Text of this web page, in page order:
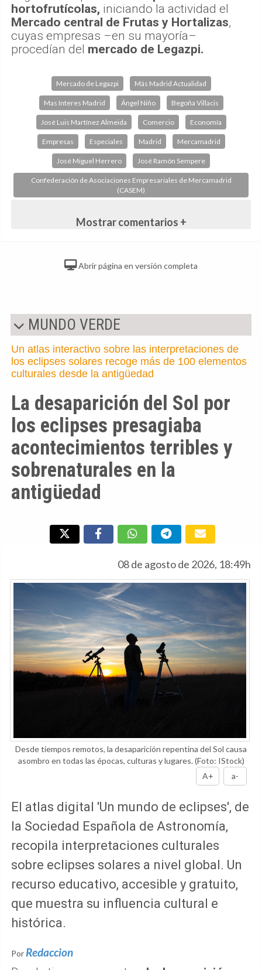
hortofrutícolas, iniciando la actividad el
Mercado central de Frutas y Hortalizas,
cuyas empresas –en su mayoría–
procedían del mercado de Legazpi.
Mercado de Legazpi Más Madrid Actualidad
Mas Interes Madrid Ángel Niño Begoña Villacis
José Luis Martínez Almeida Comercio Economía
Empresas Especiales Madrid Mercamadrid
José Miguel Herrero José Ramón Sempere
Confederación de Asociaciones Empresariales de Mercamadrid
(CASEM)
Mostrar comentarios +
Abrir página en versión completa
MUNDO VERDE
Un atlas interactivo sobre las interpretaciones de
los eclipses solares recoge más de 100 elementos
culturales desde la antigüedad
La desaparición del Sol por
los eclipses presagiaba
acontecimientos terribles y
sobrenaturales en la
antigüedad
08 de agosto de 2026, 18:49h
Desde tiempos remotos, la desaparición repentina del Sol causa
asombro en todas las épocas, culturas y lugares.(Foto: IStock)
A+
a-
El atlas digital 'Un mundo de eclipses', de
la Sociedad Española de Astronomía,
recopila interpretaciones culturales
sobre eclipses solares a nivel global. Un
recurso educativo, accesible y gratuito,
que muestra su influencia cultural e
histórica.
Por Redaccion